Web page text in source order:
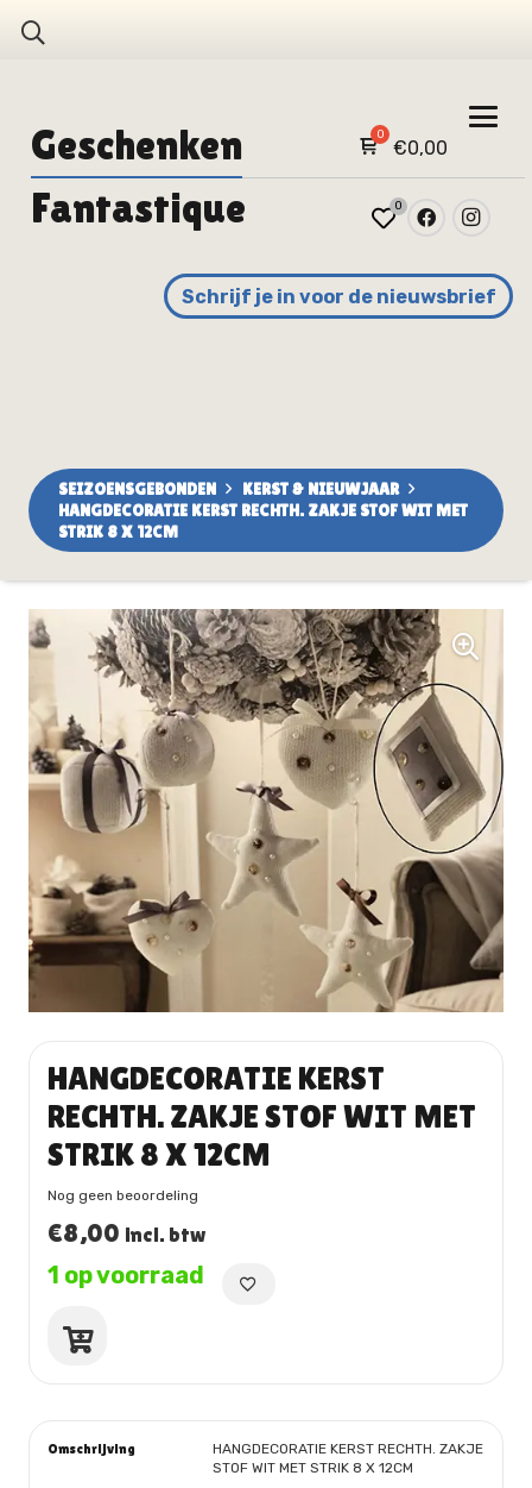
Geschenken €0,00
Fantastique 0
Schrijf je in voor de nieuwsbrief
SEIZOENSGEBONDEN
KERST & NIEUWJAAR
HANGDECORATIE KERST RECHTH. ZAKJE STOF WIT MET
STRIK 8 X 12CM
HANGDECORATIE KERST
RECHTH. ZAKJE STOF WIT MET
STRIK 8 X 12CM
Nog geen beoordeling
€8,00 incl. btw
1 op voorraad
HANGDECORATIE
STOF
Omschrijving
HANGDECORATIE KERST RECHTH. ZAKJE
STOF WIT MET STRIK 8 X 12CM